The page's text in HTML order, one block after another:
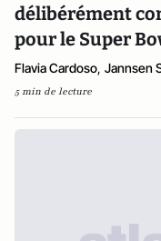
délibérément
pour le Super
Flavia Cardoso, Jannsen
5 min de lecture